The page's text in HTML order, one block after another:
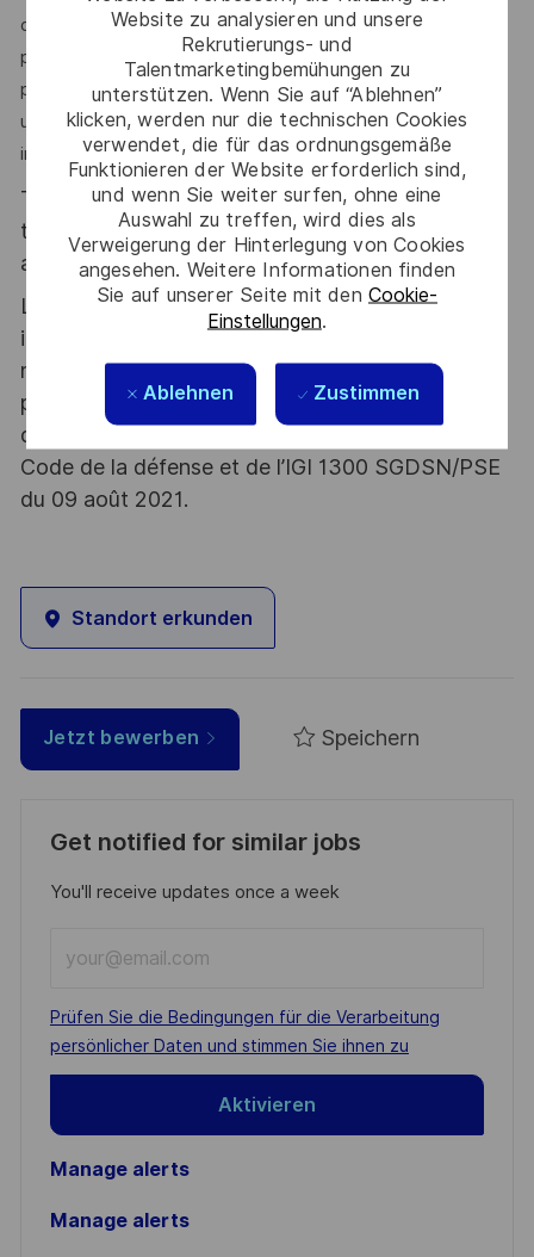
Website zu analysieren und unsere
Rekrutierungs- und
Talentmarketingbemühungen zu
unterstützen. Wenn Sie auf “Ablehnen”
klicken, werden nur die technischen Cookies
verwendet, die für das ordnungsgemäße
Funktionieren der Website erforderlich sind,
und wenn Sie weiter surfen, ohne eine
Auswahl zu treffen, wird dies als
Verweigerung der Hinterlegung von Cookies
angesehen. Weitere Informationen finden
Sie auf unserer Seite mit den Cookie-
Einstellungen.
Ablehnen Zustimmen
devrez également faire preuve d’une certaine autonomie
pour la gestion de votre activité quotidienne. Dans votre
phase initiale de prise de fonction, vous serez encadré par
un tuteur dont le rôle sera notamment de faciliter votre
intégration au sein des équipes de DIAMSS.
Thales, entreprise Handi-Engagée, reconnait
tous les talents. La diversité est notre meilleur
atout. Postulez et rejoignez nous !
Le poste pouvant nécessiter d'accéder à des
informations relevant du secret de la défense
nationale, la personne retenue fera l'objet d'une
procédure d’habilitation, conformément aux
dispositions des articles R.2311-1 et suivants du
Code de la défense et de l’IGI 1300 SGDSN/PSE
du 09 août 2021.
Standort erkunden
Jetzt bewerben Speichern
Get notified for similar jobs
You'll receive updates once a week
Email
address
(Required)
Required
Prüfen Sie die Bedingungen für die Verarbeitung
persönlicher Daten und stimmen Sie ihnen zu
Aktivieren
Manage alerts
Manage alerts